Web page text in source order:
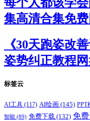
集高清合集免
《30天跑姿改
姿势纠正教程
标签云
AI工具 (117) AI绘画 (145) PPT
智能 (89) 免费下载 (132) 免